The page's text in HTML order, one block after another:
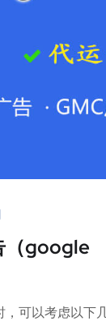
（google
可以考虑以下